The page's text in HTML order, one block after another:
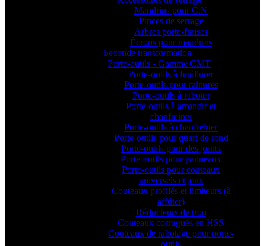
Mandrins pour C.N
Pinces de serrage
Arbres porte-fraises
Écrous pour mandrins
Seconde transformation
Porte-outils - Gamme CMT
Porte-outils à feuillurer
Porte-outils pour rainures
Porte-outils à raboter
Porte-outils à arrondir et
chanfreiner
Porte-outils à chanfreiner
Porte-outils pour quart de rond
Porte-outils pour des joints
Porte-outils pour panneaux
Porte-outils pour couteaux
universels et jeux
Couteaux profilés et limiteurs (à
affûter)
Réducteurs de trou
Couteaux corrugués en HSS
Couteaux de rabotage pour porte-
outils